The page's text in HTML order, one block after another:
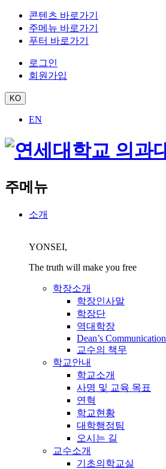
콘텐츠 바로가기
주메뉴 바로가기
푸터 바로가기
로그인
회원가입
KO
EN
주메뉴
소개
YONSEI,
The truth will make you free
학장소개
학장인사말
학장단
역대학장
Dean’s Communication
교수의 책무
학교안내
학교소개
사명 및 교육 목표
연혁
학교현황
대학행정팀
오시는 길
교수소개
기초의학교실